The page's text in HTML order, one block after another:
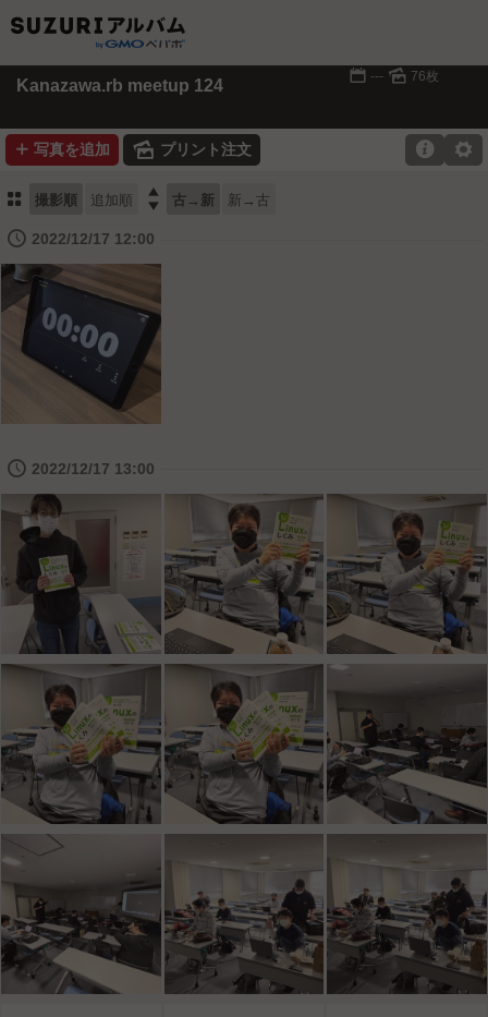
Kanazawa.rb meetup 124 📅 --- 🌄 76枚
➕ 写真を追加 🌄 プリント注文 ⚙

⚏ 撮影順 追加順  古→新 新→古
🕔 2022/12/17 12:00
🕔 2022/12/17 13:00